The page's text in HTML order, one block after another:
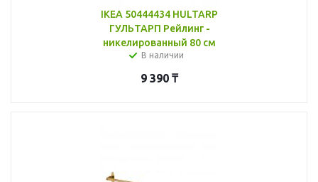
IKEA 50444434 HULTARP
ГУЛЬТАРП Рейлинг -
никелированный 80 см
В наличии
9 390 ₸